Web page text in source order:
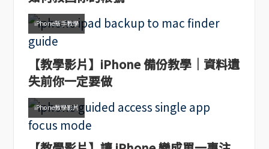
iPhone新手教學
【教學影片】iPhone 備份教學｜資料遺
失前你一定要做
iPhone教學影片